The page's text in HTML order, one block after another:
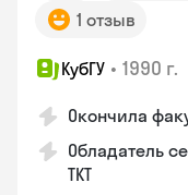
1 отзыв
КубГУ • 1990 г.
Окончила
Обладатель
TKT